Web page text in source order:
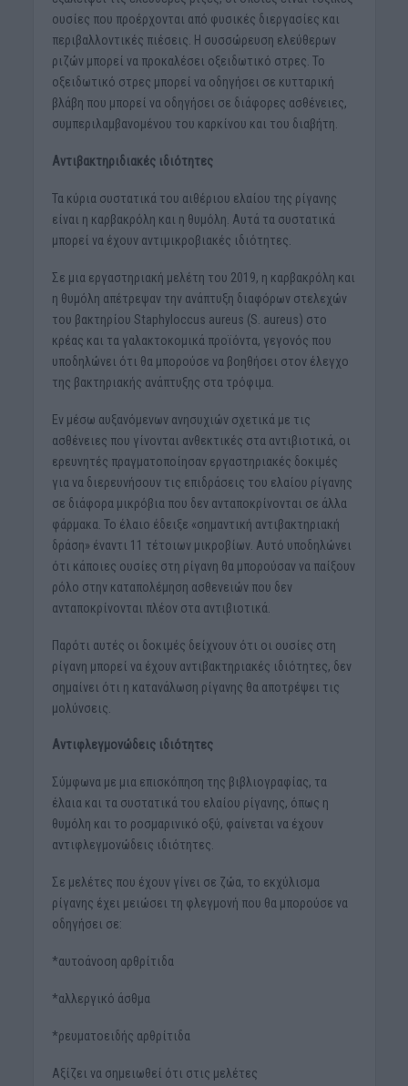
ουσίες που προέρχονται από φυσικές διεργασίες και
περιβαλλοντικές πιέσεις. Η συσσώρευση ελεύθερων
ριζών μπορεί να προκαλέσει οξειδωτικό στρες. Το
οξειδωτικό στρες μπορεί να οδηγήσει σε κυτταρική
βλάβη που μπορεί να οδηγήσει σε διάφορες ασθένειες,
συμπεριλαμβανομένου του καρκίνου και του διαβήτη.
Αντιβακτηριδιακές ιδιότητες
Τα κύρια συστατικά του αιθέριου ελαίου της ρίγανης
είναι η καρβακρόλη και η θυμόλη. Αυτά τα συστατικά
μπορεί να έχουν αντιμικροβιακές ιδιότητες.
Σε μια εργαστηριακή μελέτη του 2019, η καρβακρόλη και
η θυμόλη απέτρεψαν την ανάπτυξη διαφόρων στελεχών
του βακτηρίου Staphyloccus aureus (S. aureus) στο
κρέας και τα γαλακτοκομικά προϊόντα, γεγονός που
υποδηλώνει ότι θα μπορούσε να βοηθήσει στον έλεγχο
της βακτηριακής ανάπτυξης στα τρόφιμα.
Εν μέσω αυξανόμενων ανησυχιών σχετικά με τις
ασθένειες που γίνονται ανθεκτικές στα αντιβιοτικά, οι
ερευνητές πραγματοποίησαν εργαστηριακές δοκιμές
για να διερευνήσουν τις επιδράσεις του ελαίου ρίγανης
σε διάφορα μικρόβια που δεν ανταποκρίνονται σε άλλα
φάρμακα. Το έλαιο έδειξε «σημαντική αντιβακτηριακή
δράση» έναντι 11 τέτοιων μικροβίων. Αυτό υποδηλώνει
ότι κάποιες ουσίες στη ρίγανη θα μπορούσαν να παίξουν
ρόλο στην καταπολέμηση ασθενειών που δεν
ανταποκρίνονται πλέον στα αντιβιοτικά.
Παρότι αυτές οι δοκιμές δείχνουν ότι οι ουσίες στη
ρίγανη μπορεί να έχουν αντιβακτηριακές ιδιότητες, δεν
σημαίνει ότι η κατανάλωση ρίγανης θα αποτρέψει τις
μολύνσεις.
Αντιφλεγμονώδεις ιδιότητες
Σύμφωνα με μια επισκόπηση της βιβλιογραφίας, τα
έλαια και τα συστατικά του ελαίου ρίγανης, όπως η
θυμόλη και το ροσμαρινικό οξύ, φαίνεται να έχουν
αντιφλεγμονώδεις ιδιότητες.
Σε μελέτες που έχουν γίνει σε ζώα, το εκχύλισμα
ρίγανης έχει μειώσει τη φλεγμονή που θα μπορούσε να
οδηγήσει σε:
*αυτοάνοση αρθρίτιδα
*αλλεργικό άσθμα
*ρευματοειδής αρθρίτιδα
Αξίζει να σημειωθεί ότι στις μελέτες